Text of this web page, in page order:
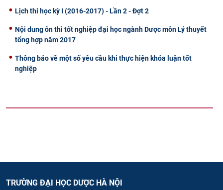
Lịch thi học kỳ I (2016-2017) - Lần 2 - Đợt 2
Nội dung ôn thi tốt nghiệp đại học ngành Dược môn Lý thuyết
tổng hợp năm 2017
Thông báo về một số yêu cầu khi thực hiện khóa luận tốt
nghiệp
TRƯỜNG ĐẠI HỌC DƯỢC HÀ NỘI